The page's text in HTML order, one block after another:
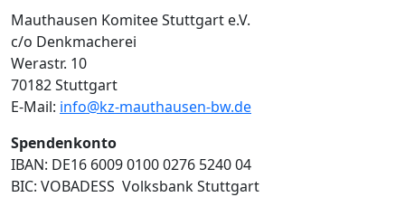
Mauthausen Komitee Stuttgart e.V.
c/o Denkmacherei
Werastr. 10
70182 Stuttgart
E-Mail: info@kz-mauthausen-bw.de
Spendenkonto
IBAN: DE16 6009 0100 0276 5240 04
BIC: VOBADESS Volksbank Stuttgart